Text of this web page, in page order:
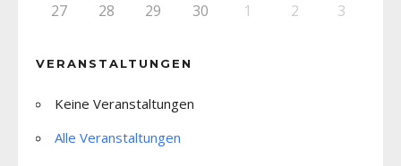
27 28 29 30 1 2 3
VERANSTALTUNGEN
Keine Veranstaltungen
Alle Veranstaltungen